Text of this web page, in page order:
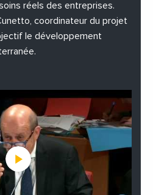
réels des entreprises.
coordinateur du projet
le développement